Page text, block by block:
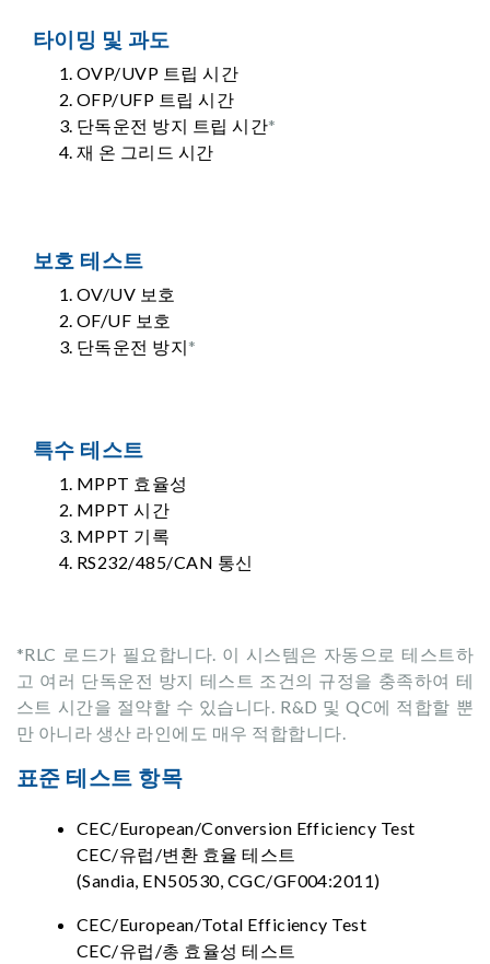
타이밍 및 과도
OVP/UVP 트립 시간
OFP/UFP 트립 시간
단독운전 방지 트립 시간*
재 온 그리드 시간
보호 테스트
OV/UV 보호
OF/UF 보호
단독운전 방지*
특수 테스트
MPPT 효율성
MPPT 시간
MPPT 기록
RS232/485/CAN 통신
*RLC 로드가 필요합니다. 이 시스템은 자동으로 테스트하
고 여러 단독운전 방지 테스트 조건의 규정을 충족하여 테
스트 시간을 절약할 수 있습니다. R&D 및 QC에 적합할 뿐
만 아니라 생산 라인에도 매우 적합합니다.
표준 테스트 항목
CEC/European/Conversion Efficiency Test
CEC/유럽/변환 효율 테스트
(Sandia, EN50530, CGC/GF004:2011)
CEC/European/Total Efficiency Test
CEC/유럽/총 효율성 테스트